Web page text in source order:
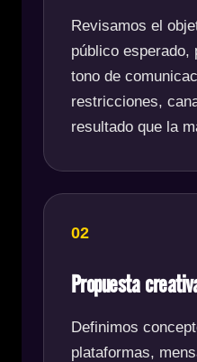
Revisamos el
público esperado,
tono de
restricciones,
resultado que la
02
Propuesta
Definimos
plataformas,